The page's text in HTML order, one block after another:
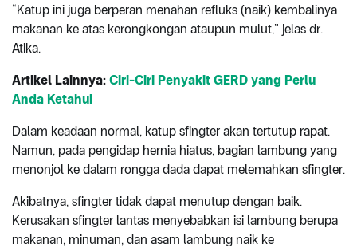
“Katup ini juga berperan menahan refluks (naik) kembalinya
makanan ke atas kerongkongan ataupun mulut,” jelas dr.
Atika.
Artikel Lainnya: Ciri-Ciri Penyakit GERD yang Perlu
Anda Ketahui
Dalam keadaan normal, katup sfingter akan tertutup rapat.
Namun, pada pengidap hernia hiatus, bagian lambung yang
menonjol ke dalam rongga dada dapat melemahkan sfingter.
Akibatnya, sfingter tidak dapat menutup dengan baik.
Kerusakan sfingter lantas menyebabkan isi lambung berupa
makanan, minuman, dan asam lambung naik ke